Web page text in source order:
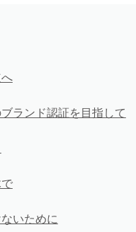
ランド認証を目指して
いために